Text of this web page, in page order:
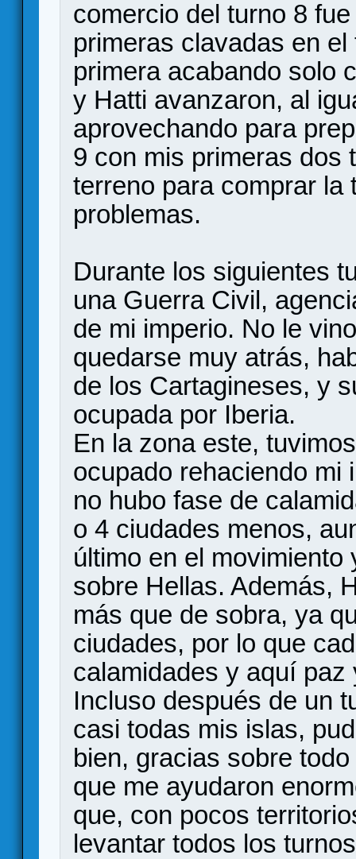
comercio del turno 8
primeras clavadas en
primera acabando solo
y Hatti avanzaron, al
aprovechando para
9 con mis primeras dos
terreno para comprar
problemas.
Durante los siguientes
una Guerra Civil,
de mi imperio. No le
quedarse muy atrás,
de los Cartagineses, y
ocupada por Iberia.
En la zona este,
ocupado rehaciendo mi
no hubo fase de
o 4 ciudades menos,
último en el
sobre Hellas. Además,
más que de sobra, ya
ciudades, por lo que
calamidades y aquí paz
Incluso después de un
casi todas mis islas,
bien, gracias sobre
que me ayudaron
que, con pocos
levantar todos los